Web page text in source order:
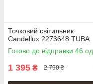
Точковий світильник
Candellux 2273648 TUBA
Готово до відправки 46 од.
1 395 ₴ 2 790 ₴